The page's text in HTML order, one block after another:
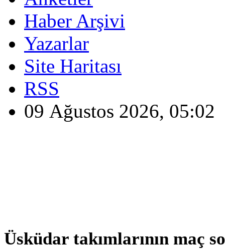
Haber Arşivi
Yazarlar
Site Haritası
RSS
09 Ağustos 2026, 05:02
Üsküdar takımlarının maç